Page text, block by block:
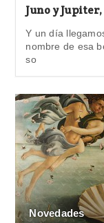
Juno y
Y un día
nombre de esa
so
Novedades